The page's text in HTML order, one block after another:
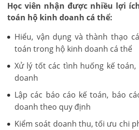
Học viên nhận được nhiều lợi
toán hộ kinh doanh cá thể:
Hiểu, vận dụng và thành thạo
toán trong hộ kinh doanh cá thể
Xử lý tốt các tình huống kế
doanh
Lập các báo cáo kế toán, báo
doanh theo quy định
Kiểm soát doanh thu, tối ưu chi